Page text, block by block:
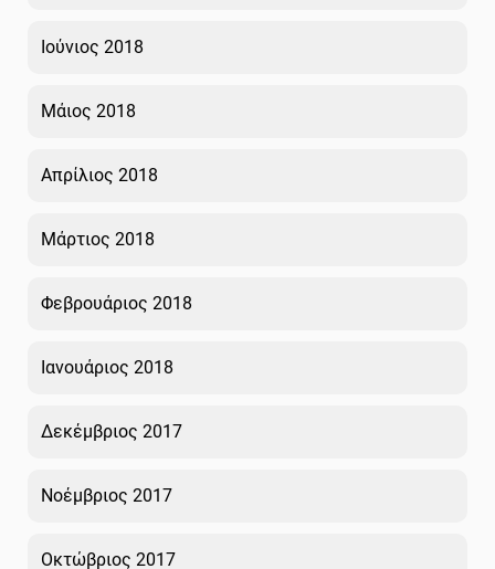
Ιούνιος 2018
Μάιος 2018
Απρίλιος 2018
Μάρτιος 2018
Φεβρουάριος 2018
Ιανουάριος 2018
Δεκέμβριος 2017
Νοέμβριος 2017
Οκτώβριος 2017